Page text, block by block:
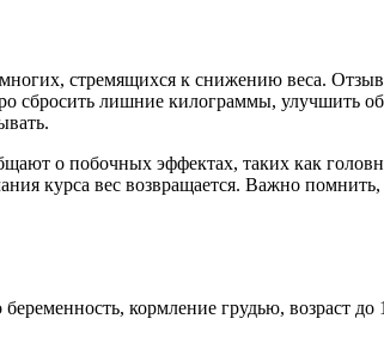
стремящихся к снижению веса.
сбросить лишние килограммы, улучшить
о побочных эффектах, таких как
курса вес возвращается. Важно
кормление грудью, возраст до